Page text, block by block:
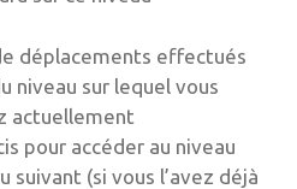
déplacements effectués
niveau sur lequel vous
actuellement
pour accéder au niveau
suivant (si vous l’avez déjà